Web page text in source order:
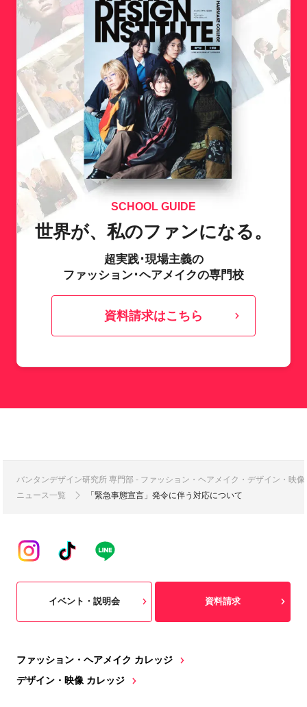
SCHOOL GUIDE
世界が、私のファンになる。
超実践･現場主義の
ファッション･ヘアメイクの専門校
資料請求はこちら
バンタンデザイン研究所 専門部 - ファッション・ヘアメイク・デザイン・映
ニュース一覧
「緊急事態宣言」発令に伴う対応について
ファッション・ヘアメイク カレッジ
デザイン・映像 カレッジ
イベント・説明会 資料請求